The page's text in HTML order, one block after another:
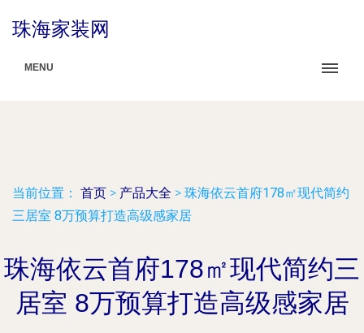
珠海家装网
MENU
当前位置： 首页 > 产品大全 > 珠海依云首府178㎡现代简约
三居室 8万预算打造高级感家居
珠海依云首府178㎡现代简约三
居室 8万预算打造高级感家居